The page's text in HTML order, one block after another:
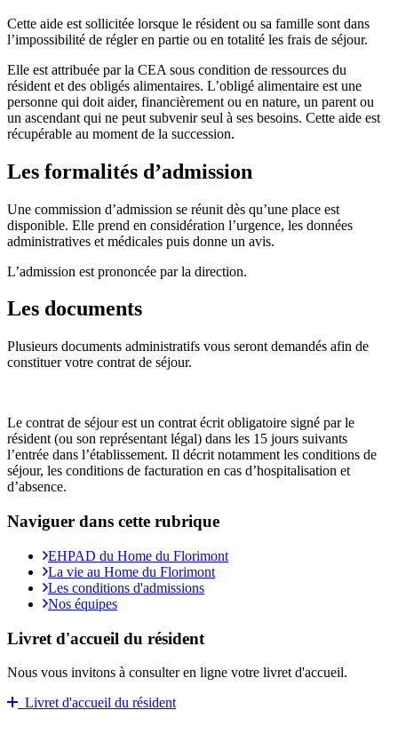
Cette aide est sollicitée lorsque le résident ou sa famille sont dans
l’impossibilité de régler en partie ou en totalité les frais de séjour.
Elle est attribuée par la CEA sous condition de ressources du
résident et des obligés alimentaires. L’obligé alimentaire est une
personne qui doit aider, financièrement ou en nature, un parent ou
un ascendant qui ne peut subvenir seul à ses besoins. Cette aide est
récupérable au moment de la succession.
Les formalités d’admission
Une commission d’admission se réunit dès qu’une place est
disponible. Elle prend en considération l’urgence, les données
administratives et médicales puis donne un avis.
L’admission est prononcée par la direction.
Les documents
Plusieurs documents administratifs vous seront demandés afin de
constituer votre contrat de séjour.
Le contrat de séjour est un contrat écrit obligatoire signé par le
résident (ou son représentant légal) dans les 15 jours suivants
l’entrée dans l’établissement. Il décrit notamment les conditions de
séjour, les conditions de facturation en cas d’hospitalisation et
d’absence.
Naviguer dans cette rubrique
EHPAD du Home du Florimont
La vie au Home du Florimont
Les conditions d'admissions
Nos équipes
Livret d'accueil du résident
Nous vous invitons à consulter en ligne votre livret d'accueil.
Livret d'accueil du résident